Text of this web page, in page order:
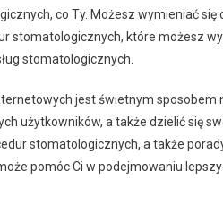
co Ty. Możesz wymieniać
stomatologicznych, które możesz
stomatologicznych.
jest świetnym
użytkowników, a także dzielić się
stomatologicznych, a także
pomóc Ci w podejmowaniu